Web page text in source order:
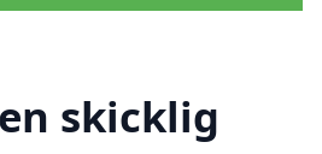
skicklig